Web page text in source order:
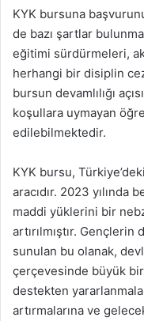
KYK bursuna
de bazı şartlar
eğitimi sürdürmeleri,
herhangi bir disiplin
bursun devamlılığı
koşullara uymayan
edilebilmektedir.
KYK bursu,
aracıdır. 2023
maddi yüklerini bir
artırılmıştır.
sunulan bu olanak,
çerçevesinde büyük
destekten
artırmalarına ve